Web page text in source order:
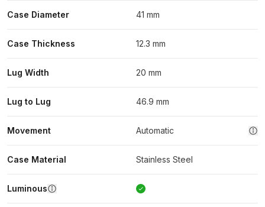
Case Diameter 41 mm
Case Thickness 12.3 mm
Lug Width 20 mm
Lug to Lug 46.9 mm
Movement Automatic
Case Material Stainless Steel
Luminous